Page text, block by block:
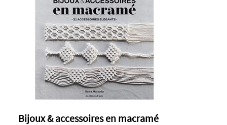
Bijoux & accessoires en macramé